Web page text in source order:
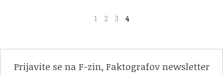
1 2 3 4
Prijavite se na F-zin, Faktografov newsletter